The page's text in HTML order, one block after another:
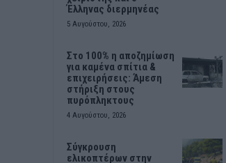
Έλληνας διερμηνέας
5 Αυγούστου, 2026
Στο 100% η αποζημίωση
για καμένα σπίτια &
επιχειρήσεις: Άμεση
στήριξη στους
πυρόπληκτους
4 Αυγούστου, 2026
Σύγκρουση
ελικοπτέρων στην